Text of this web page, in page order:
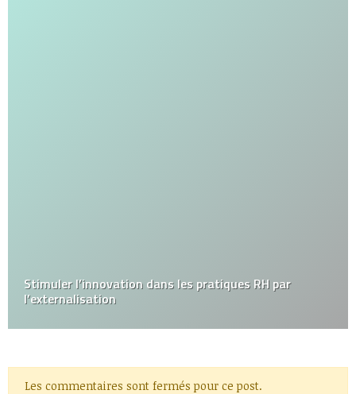
Stimuler l’innovation dans les pratiques RH par
l’externalisation
Les commentaires sont fermés pour ce post.